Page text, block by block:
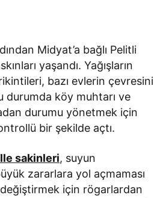
Midyat’a bağlı Pelitli
yaşandı. Yağışların
bazı evlerin çevresini
durumda köy muhtarı ve
durumu yönetmek için
bir şekilde açtı.
sakinleri, suyun
zararlara yol açmaması
için rögarlardan